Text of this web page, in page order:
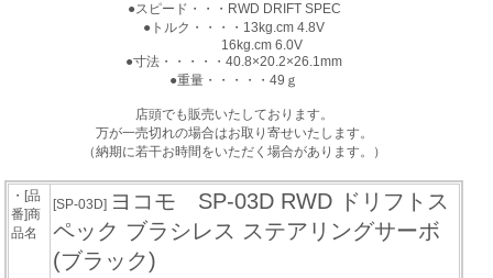
●スピード・・・RWD DRIFT SPEC
●トルク・・・・13kg.cm 4.8V
16kg.cm 6.0V
●寸法・・・・・40.8×20.2×26.1mm
●重量・・・・・49ｇ
店頭でも販売いたしております。
万が一売切れの場合はお取り寄せいたします。
（納期に若干お時間をいただく場合があります。）
・[品
番]商
品名
[SP-03D] ヨコモ SP-03D RWD ドリフトス
ペック ブラシレス ステアリングサーボ
(ブラック)